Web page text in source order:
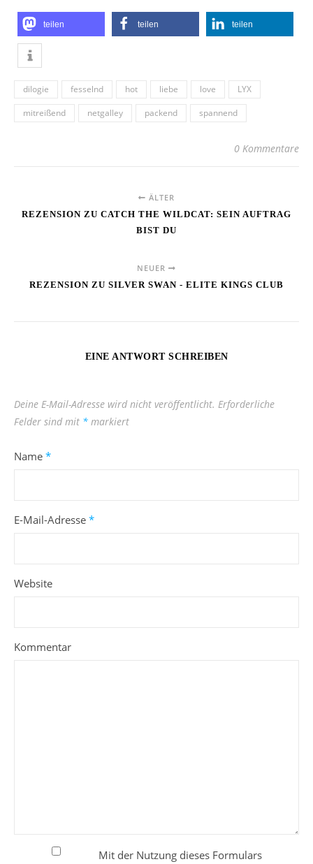
teilen teilen teilen
dilogie fesselnd hot liebe love
LYX
mitreißend
netgalley packend spannend
0 Kommentare
ÄLTER
REZENSION ZU CATCH THE WILDCAT: SEIN AUFTRAG
BIST DU
NEUER
REZENSION ZU SILVER SWAN - ELITE KINGS CLUB
EINE ANTWORT SCHREIBEN
Deine E-Mail-Adresse wird nicht veröffentlicht. Erforderliche
Felder sind mit * markiert
Name *
E-Mail-Adresse *
Website
Kommentar
Mit der Nutzung dieses Formulars